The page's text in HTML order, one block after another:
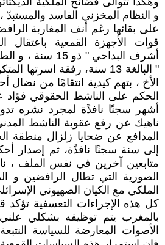
و النظام المخزني الفاسد والمستبدّ
على بقائها رغم أنف المغاربة
قوات الأجهزة القمعية باعتقال
أشرف البداحي " ذو
" البالغة 13 سنة، رفقة
الأخ ، بتهم كيدية انتقامًا من نضال
الحكم على الناشط الحقوقي فؤاد
أشهر سجنًا نافذًة لمجرد نشره
ناهيك عن رفع عقوبة الناشط
المدافع عن ضحايا زلزال منطقة
إلى سنة سجنًا نافذًة، ثم إصدار
متابعين آخرين في نفس الملف ،
الصورية التي تطال الرافضين و
الملكي مع الكيان الصهيوني
كل هذه الإجراءات التعسفية تؤكد
بالمغرب يتم توظيفه بشكلي
الأصوات المعارضة للسياسة